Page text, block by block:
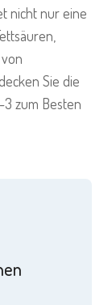
nicht nur eine
Sie die
3 zum Besten